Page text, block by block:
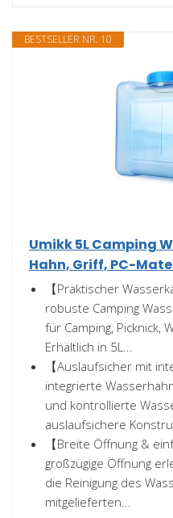
BESTSELLER NR. 10
Umikk 5L Camping
Hahn, Griff, PC-
【Praktischer
robuste Camping
für Camping, Picknick,
Erhältlich in 5L...
【Auslaufsicher mit
integrierte
und kontrollierte
auslaufsichere
【Breite Öffnung &
großzügige Öffnung
die Reinigung des
mitgelieferten...